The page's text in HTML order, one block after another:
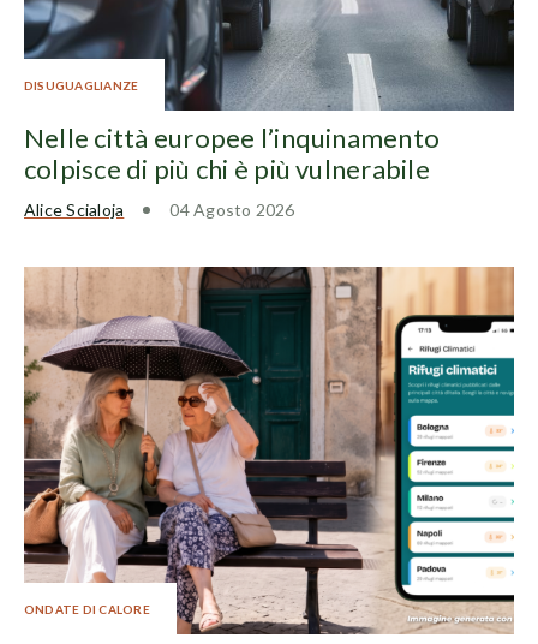
DISUGUAGLIANZE
Nelle città europee l’inquinamento
colpisce di più chi è più vulnerabile
Alice Scialoja 04 Agosto 2026
ONDATE DI CALORE